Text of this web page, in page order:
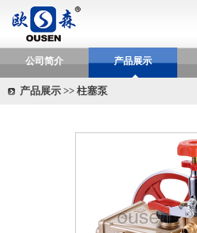
公司简介 产品展示
产品展示 >> 柱塞泵